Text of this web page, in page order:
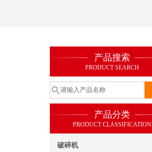
产品搜索
PRODUCT SEARCH
产品分类
PRODUCT CLASSIFICATION
破碎机